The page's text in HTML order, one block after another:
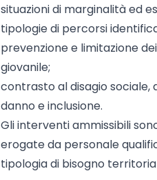
situazioni di marginalità ed
tipologie di percorsi
prevenzione e limitazione
giovanile;
contrasto al disagio
danno e inclusione.
Gli interventi ammissibili
erogate da personale
tipologia di bisogno